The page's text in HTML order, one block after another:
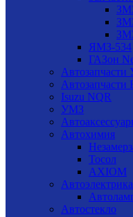
ЯМЗ-534
ГАЗон
Автозапчасти
Автозапчасти
Isuzu NQR
УМЗ
Автохимия
Тосол
AXIOM
Автоэлектрика
Автостекло